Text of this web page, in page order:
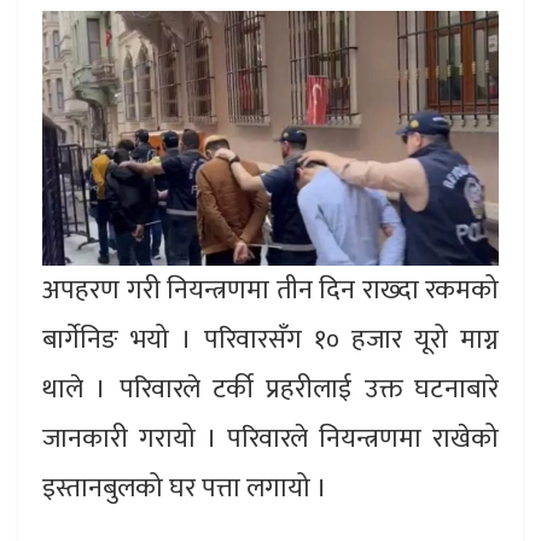
अपहरण गरी नियन्त्रणमा तीन दिन राख्दा रकमको
बार्गेनिङ भयो । परिवारसँग १० हजार यूरो माग्न
थाले । परिवारले टर्की प्रहरीलाई उक्त घटनाबारे
जानकारी गरायो । परिवारले नियन्त्रणमा राखेको
इस्तानबुलको घर पत्ता लगायो ।